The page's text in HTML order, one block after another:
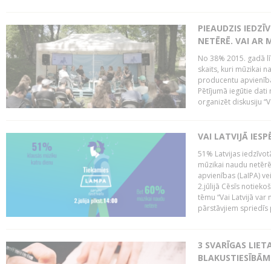
PIEAUDZIS
NETĒRĒ. VAI AR
No 38% 2015. gadā
skaits, kuri mūzikai
producentu
Pētījumā iegūtie dati
organizēt diskusiju
VAI LATVIJĀ
51% Latvijas
mūzikai naudu
apvienības (LaIPA)
2.jūlijā Cēsīs
tēmu “Vai Latvijā
pārstāvjiem spriedīs
3 SVARĪGAS
BLAKUSTIESĪBĀM